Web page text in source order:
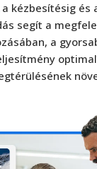
kézbesítésig és
segít a
a